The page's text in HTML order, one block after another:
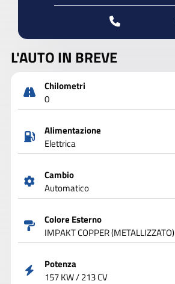
L'AUTO IN BREVE
Chilometri
0
Alimentazione
Elettrica
Cambio
Automatico
Colore Esterno
IMPAKT COPPER (METALLIZZATO)
Potenza
157 KW / 213 CV